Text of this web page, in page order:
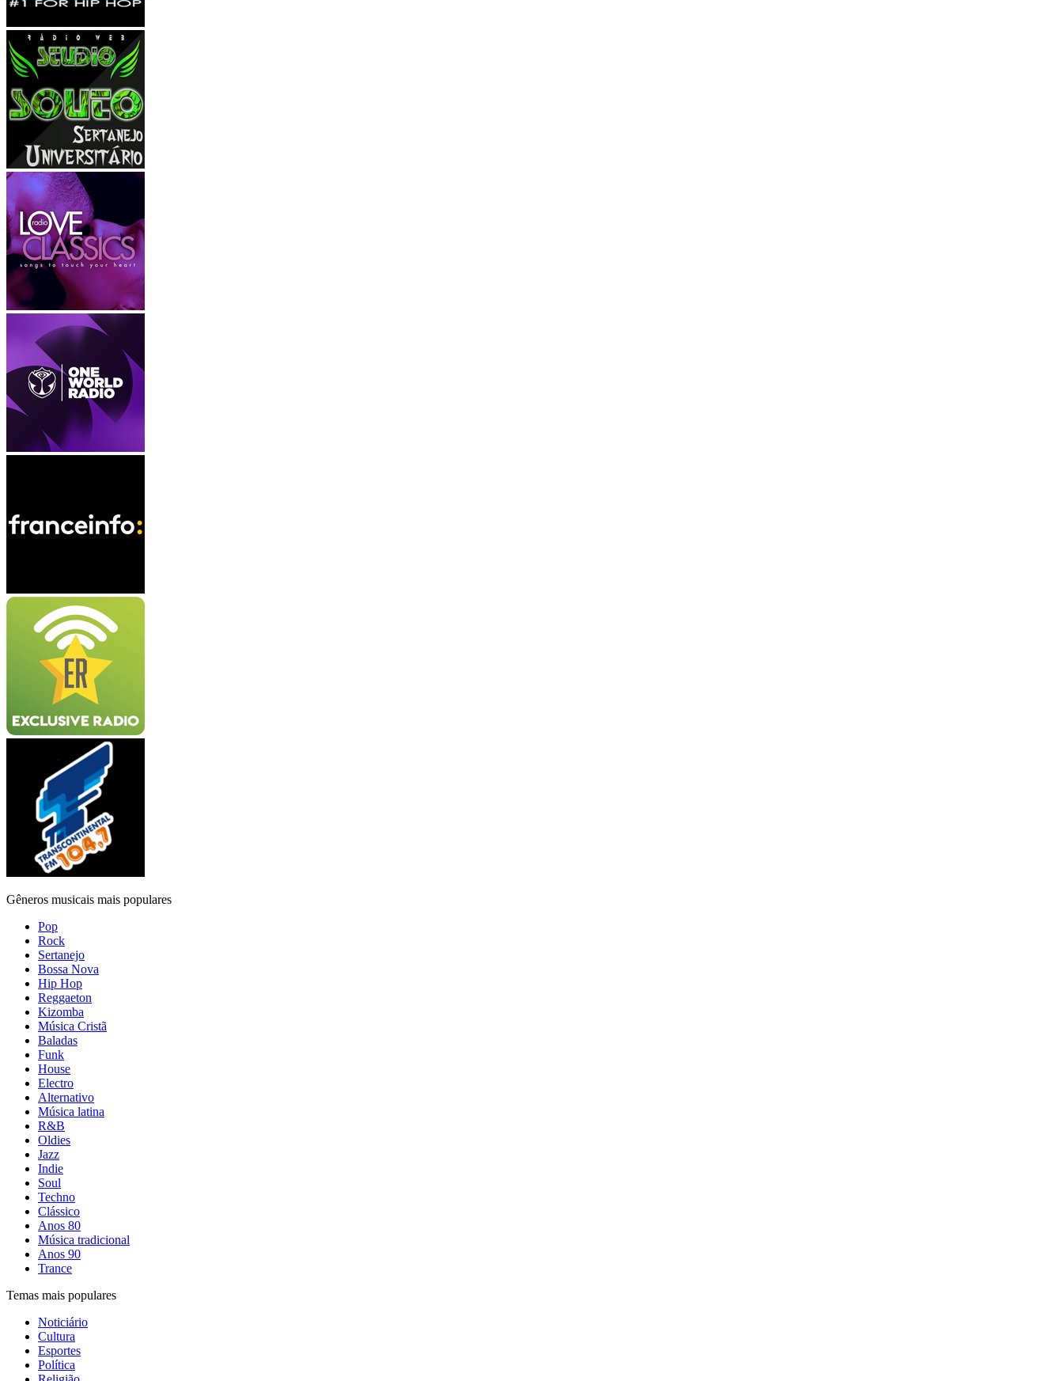
Gêneros musicais mais populares
Pop
Rock
Sertanejo
Bossa Nova
Hip Hop
Reggaeton
Kizomba
Música Cristã
Baladas
Funk
House
Electro
Alternativo
Música latina
R&B
Oldies
Jazz
Indie
Soul
Techno
Clássico
Anos 80
Música tradicional
Anos 90
Trance
Temas mais populares
Noticiário
Cultura
Esportes
Política